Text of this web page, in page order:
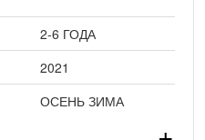
2-6 ГОДА
2021
ОСЕНЬ ЗИМА